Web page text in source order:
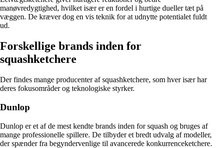
manøvredygtighed, hvilket især er en fordel i hurtige dueller tæt på
væggen. De kræver dog en vis teknik for at udnytte potentialet fuldt
ud.
Forskellige brands inden for
squashketchere
Der findes mange producenter af squashketchere, som hver især har
deres fokusområder og teknologiske styrker.
Dunlop
Dunlop er et af de mest kendte brands inden for squash og bruges af
mange professionelle spillere. De tilbyder et bredt udvalg af modeller,
der spænder fra begyndervenlige til avancerede konkurrenceketchere.